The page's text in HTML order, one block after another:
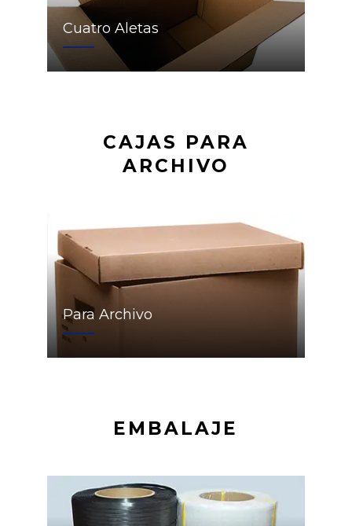
Cuatro Aletas
CAJAS PARA
ARCHIVO
Para Archivo
EMBALAJE